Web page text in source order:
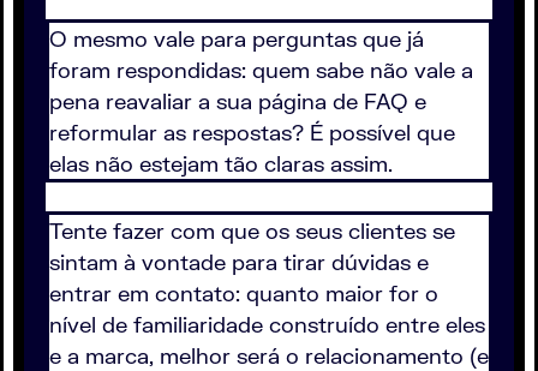
O mesmo vale para perguntas que já
foram respondidas: quem sabe não vale a
pena reavaliar a sua página de FAQ e
reformular as respostas? É possível que
elas não estejam tão claras assim.
Tente fazer com que os seus clientes se
sintam à vontade para tirar dúvidas e
entrar em contato: quanto maior for o
nível de familiaridade construído entre eles
e a marca, melhor será o relacionamento (e